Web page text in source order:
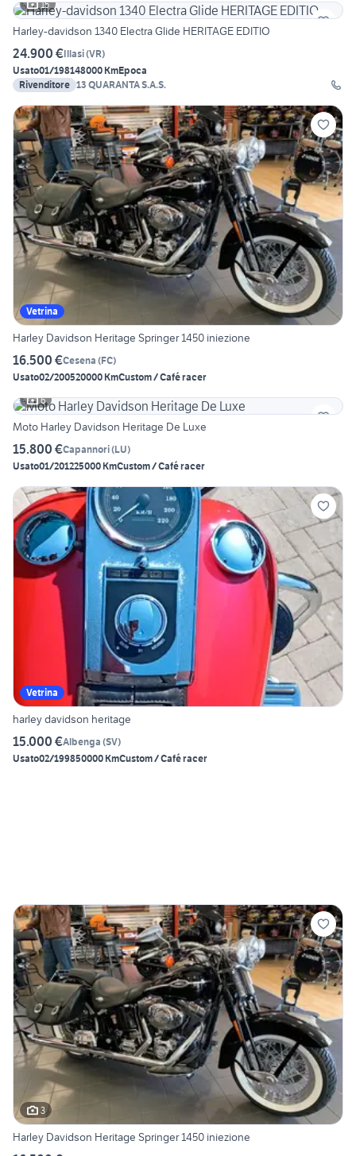
15
Harley-davidson 1340 Electra Glide HERITAGE EDITIO
24.900 €Illasi(VR)
Usato01/198148000 KmEpoca
Rivenditore 13 QUARANTA S.A.S.
Vetrina
Harley Davidson Heritage Springer 1450 iniezione
16.500 €Cesena (FC)
Usato02/200520000 KmCustom / Café racer
6
Moto Harley Davidson Heritage De Luxe
15.800 €Capannori(LU)
Usato01/201225000 KmCustom / Café racer
Vetrina
harley davidson heritage
15.000 €Albenga (SV)
Usato02/199850000 KmCustom / Café racer
3
Harley Davidson Heritage Springer 1450 iniezione